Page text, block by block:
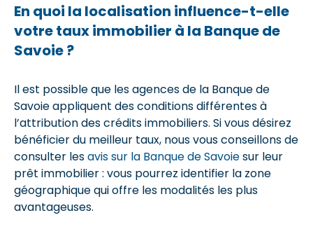
En quoi la localisation influence-t-elle
votre taux immobilier à la Banque de
Savoie ?
Il est possible que les agences de la Banque de
Savoie appliquent des conditions différentes à
l’attribution des crédits immobiliers. Si vous désirez
bénéficier du meilleur taux, nous vous conseillons de
consulter lesavis sur la Banque de Savoiesur leur
prêt immobilier : vous pourrez identifier la zone
géographique qui offre les modalités les plus
avantageuses.